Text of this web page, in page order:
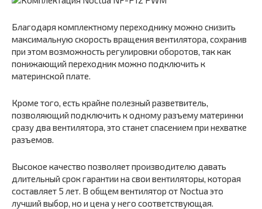
Благодаря комплектному переходнику можно снизить
максимальную скорость вращения вентилятора, сохранив
при этом возможность регулировки оборотов, так как
понижающий переходник можно подключить к
материнской плате.
Кроме того, есть крайне полезный разветвитель,
позволяющий подключить к одному разъему материнки
сразу два вентилятора, это станет спасением при нехватке
разъемов.
Высокое качество позволяет производителю давать
длительный срок гарантии на свои вентиляторы, которая
составляет 5 лет. В общем вентилятор от Noctua это
лучший выбор, но и цена у него соответствующая.